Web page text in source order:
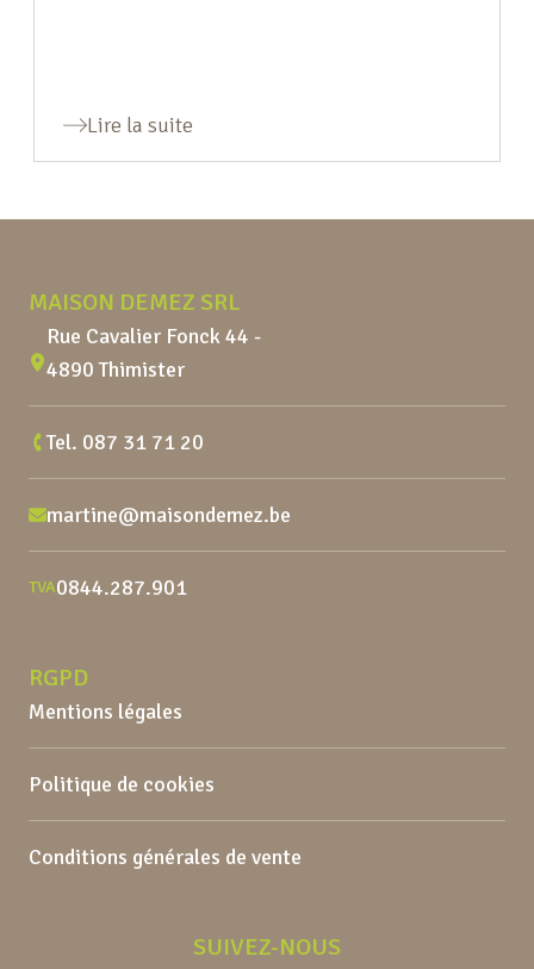
Lire la suite
MAISON DEMEZ SRL
Rue Cavalier Fonck 44 -
4890 Thimister
Tel. 087 31 71 20
martine@maisondemez.be
TVA0844.287.901
RGPD
Mentions légales
Politique de cookies
Conditions générales de vente
SUIVEZ-NOUS